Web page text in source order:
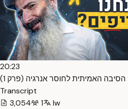
20:23
למה אנחנו עייפים? הסיבה האמיתית לחוסר אנרגיה (פרק 1) —
Transcript
3,054
1 Iw